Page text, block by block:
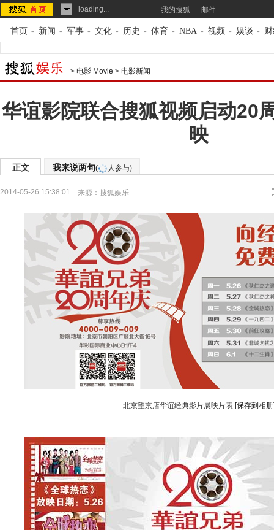
loading... 我的搜狐 邮件
首页 - 新闻 - 军事 - 文化 - 历史 - 体育 - NBA - 视频 - 娱谈 -
> 电影 Movie > 电影新闻
华谊影院联合搜狐视频启动20
映
正文 我来说两句( 人参与)
2014-05-26 15:38:01 来源： 搜狐娱乐
北京望京店华谊经典影片展映片表 [保存到相